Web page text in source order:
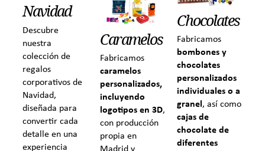
Navidad
Descubre
nuestra
colección de
regalos
corporativos de
Navidad,
diseñada para
convertir cada
detalle en una
experiencia
Caramelos
Fabricamos
caramelos
personalizados,
incluyendo
logotipos en 3D,
con producción
propia en
Chocolates
Fabricamos
bombones y
chocolates
personalizados
individuales o a
granel, así como
cajas de
chocolate de
diferentes